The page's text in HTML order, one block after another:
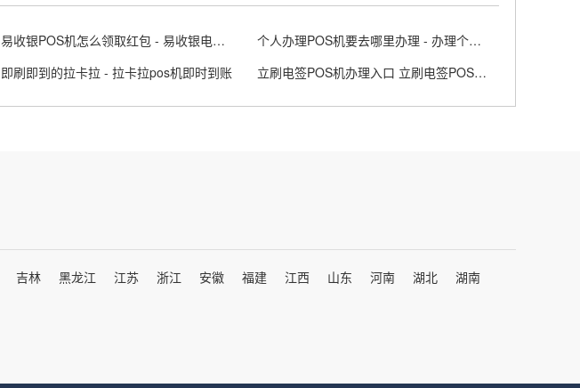
易收银POS机怎么领取红包 - 易收银电签版pos机
个人办理POS机要去哪里办理 - 办理个人pos机找谁办
即刷即到的拉卡拉 - 拉卡拉pos机即时到账 立刷电签POS机办理入口 立刷电签POS机免费领取
吉林 黑龙江 江苏 浙江 安徽 福建 江西 山东 河南 湖北
湖南